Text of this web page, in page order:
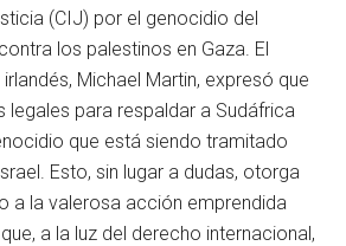
(CIJ) por el genocidio del
los palestinos en Gaza. El
Michael Martin, expresó que
legales para respaldar a Sudáfrica
que está siendo tramitado
Esto, sin lugar a dudas, otorga
a la valerosa acción emprendida
a la luz del derecho internacional,